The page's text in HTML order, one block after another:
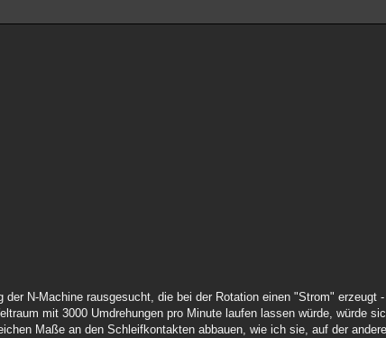
der N-Machine rausgesucht, die bei der Rotation einen "Strom" erzeugt
mit 3000 Umdrehungen pro Minute laufen lassen würde, würde
Maße an den Schleifkontakten abbauen, wie ich sie, auf der